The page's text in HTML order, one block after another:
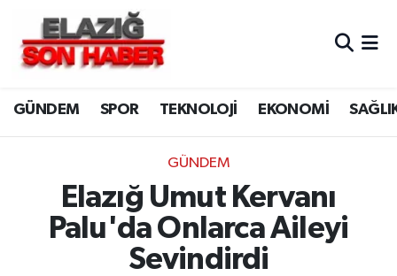
GÜNDEM SPOR TEKNOLOJİ EKONOMİ
GÜNDEM
Elazığ Umut Kervanı
Palu'da Onlarca Aileyi
Sevindirdi
CANLI YAYIN
ASAYİŞ
BİLİM VE TEKNOLOJİ
DÜNYA
Merkez Hava Durumu
Merkez Trafik Yoğunluk Haritası
Süper Lig Puan Durumu ve Fikstür
Tüm Manşetler
Son Dakika Haberleri